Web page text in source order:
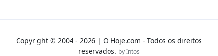
Copyright © 2004 - 2026 | O Hoje.com - Todos os direitos
reservados. by Intos